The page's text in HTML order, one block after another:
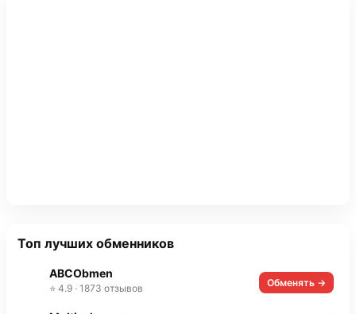
Топ лучших обменников
ABCObmen
⭐ 4.9 · 1873 отзывов Обменять →